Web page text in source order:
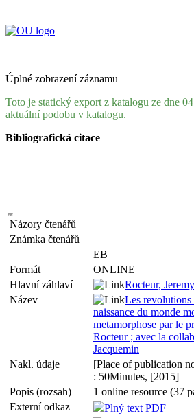
Úplné zobrazení záznamu
Toto je statický export z katalogu ze dne
aktuální podobu v katalogu.
Bibliografická citace
Názory čtenářů
Známka čtenářů
EB
Formát
ONLINE
Hlavní záhlaví
Rocteur, Jeremy
Název
Les revolutions
naissance du monde
metamorphose par le
Rocteur ; avec la
Jacquemin
Nakl. údaje
[Place of publication
: 50Minutes, [2015]
Popis (rozsah)
1 online resource (37
Externí odkaz
Plný text PDF